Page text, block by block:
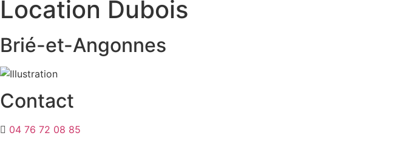
Location Dubois
Brié-et-Angonnes
Contact
04 76 72 08 85